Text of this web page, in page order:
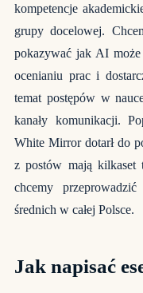
kompetencje
grupy docelowej.
pokazywać jak AI
ocenianiu prac i
temat postępów w
kanały komunikacji.
White Mirror dotarł do
z postów mają kilkaset
chcemy
średnich w całej Polsce.
Jak napisać